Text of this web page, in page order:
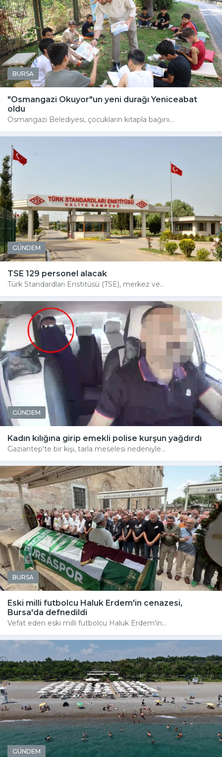
BURSA
"Osmangazi Okuyor"un yeni durağı Yeniceabat
oldu
Osmangazi Belediyesi, çocukların kitapla bağını...
GÜNDEM
TSE 129 personel alacak
Türk Standardları Enstitüsü (TSE), merkez ve...
GÜNDEM
Kadın kılığına girip emekli polise kurşun yağdırdı
Gaziantep'te bir kişi, tarla meselesi nedeniyle...
BURSA
Eski milli futbolcu Haluk Erdem'in cenazesi,
Bursa'da defnedildi
Vefat eden eski milli futbolcu Haluk Erdem'in...
GÜNDEM